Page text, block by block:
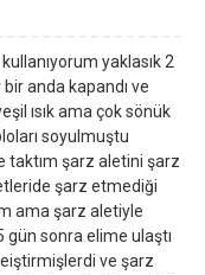
yaklasık 2
anda kapandı ve
ısık ama çok sönük
soyulmuştu
taktım şarz aletini şarz
şarz etmediği
ama şarz aletiyle
gün sonra elime ulaştı
ve şarz